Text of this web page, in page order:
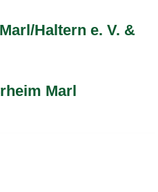
Haltern e. V. &
Marl